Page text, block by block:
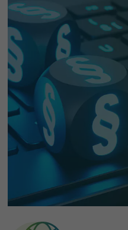
Wir verwenden Cookies und
Website. Einige von ihnen
helfen, diese Website und Ihre
Personenbezogene Daten
Adressen), z. B. für
Anzeigen- und Inhaltsmessung.
Verwendung Ihrer Daten finden
Datenschutzerklärung.
Einige Services verarbeiten
Mit Ihrer Einwilligung zur
auch der Verarbeitung Ihrer
lit. a DSGVO zu. Das EuGH
unzureichendem Datenschutz
etwa das Risiko, dass US-
Überwachungsprogrammen
Klagemöglichkeit für Europäer.
Hier finden Sie eine Übersicht
können Ihre Einwilligung zu
weitere Informationen